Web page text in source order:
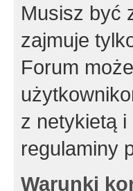
Musisz być
zajmuje
Forum
z netykietą
regulaminy
Warunki